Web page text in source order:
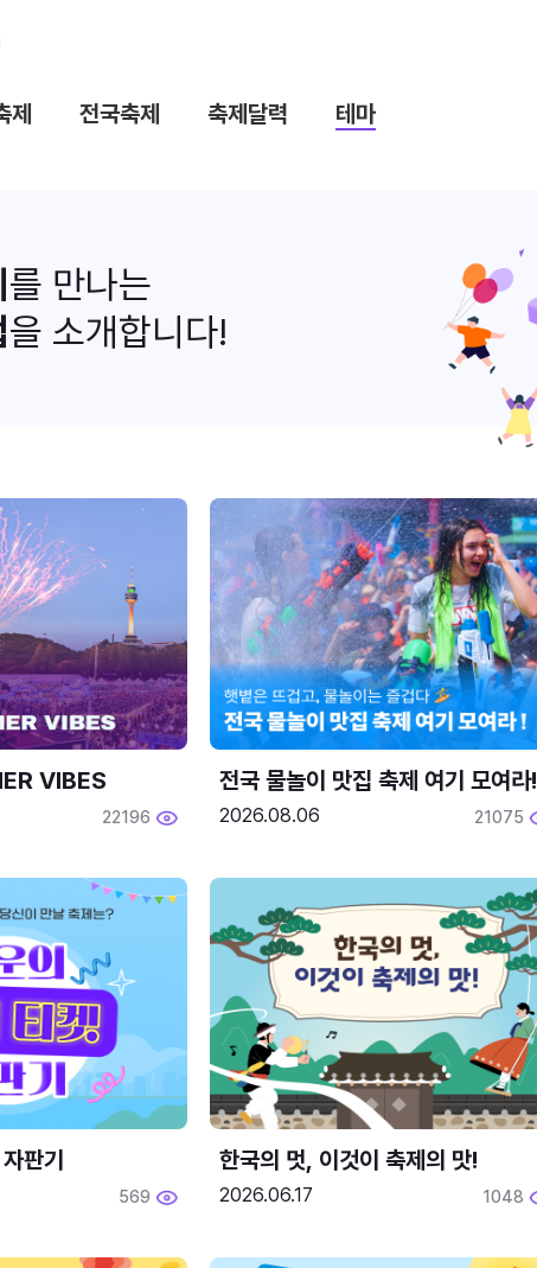
제 전국축제 축제달력 테마
를 만나는
을 소개합니다!
VIBES
22196
전국 물놀이 맛집 축제 여기 모여라!
2026.08.06 21075
판기
569
한국의 멋, 이것이 축제의 맛!
2026.06.17 1048